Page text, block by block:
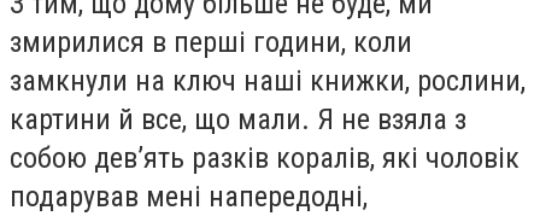
змирилися в перші години, коли
замкнули на ключ наші книжки, рослини,
картини й все, що мали. Я не взяла з
собою дев’ять разків коралів, які чоловік
подарував мені напередодні,